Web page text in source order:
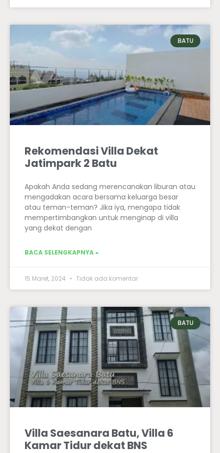
BATU
Rekomendasi Villa Dekat
Jatimpark 2 Batu
Apakah Anda sedang merencanakan liburan atau
mengadakan acara bersama keluarga besar
atau teman-teman? Jika iya, mengapa tidak
mempertimbangkan untuk menginap di villa
yang dekat dengan
BACA SELENGKAPNYA »
15 Maret, 2024 Tidak ada komentar
BATU
Villa Saesanara Batu, Villa 6
Kamar Tidur dekat BNS